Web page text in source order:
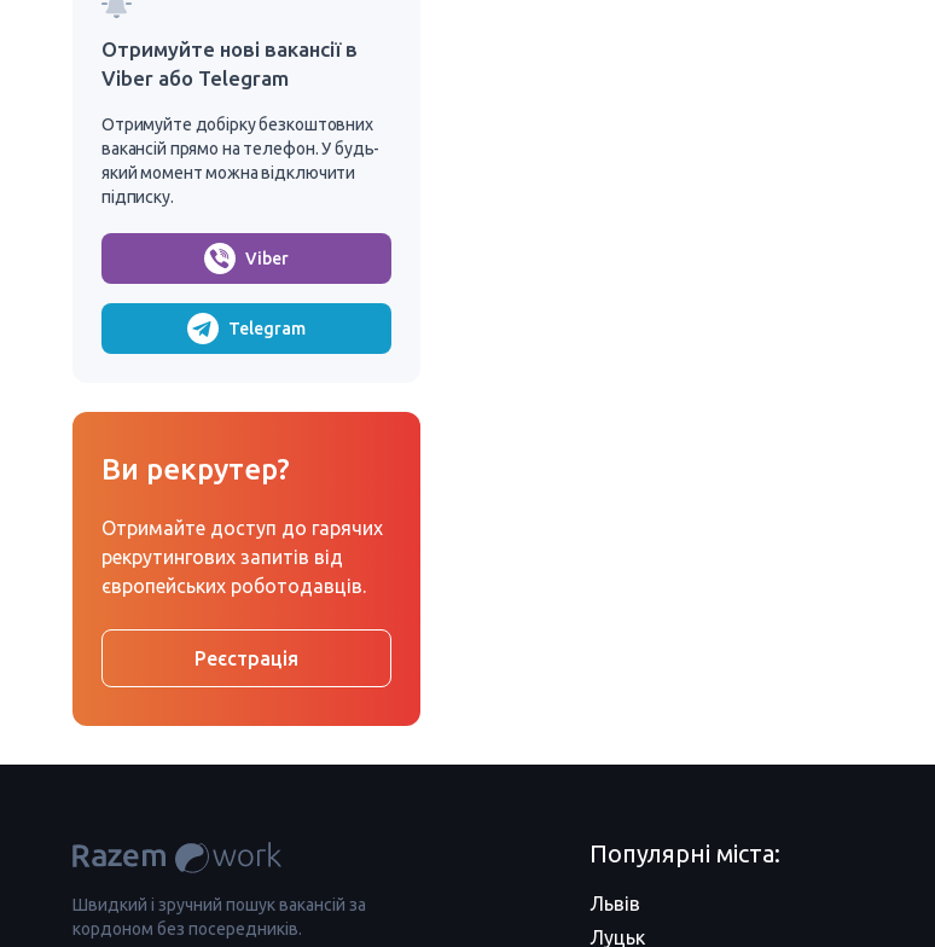
Отримуйте нові вакансії в
Viber або Telegram
Отримуйте добірку безкоштовних
вакансій прямо на телефон. У будь-
який момент можна відключити
підписку.
Viber
Telegram
Ви рекрутер?
Отримайте доступ до гарячих
рекрутингових запитів від
європейських роботодавців.
Реєстрація
Швидкий і зручний пошук вакансій за
кордоном без посередників.
Популярні міста:
Львів
Луцьк